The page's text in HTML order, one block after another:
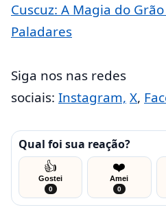
Cuscuz: A Magia do
Paladares
Siga nos nas redes
sociais: Instagram, X,
Qual foi sua reação?
👍
Gostei
0
❤️
Amei
0